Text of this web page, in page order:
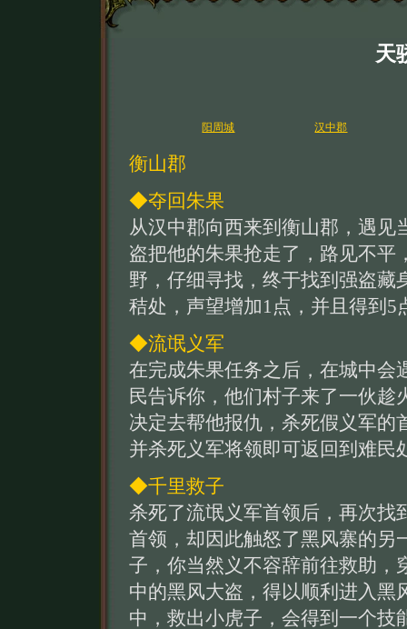
天
阳周城 汉中郡
衡山郡
◆夺回朱果
从汉中郡向西来到衡山郡，遇
盗把他的朱果抢走了，路见不平
野，仔细寻找，终于找到强盗藏
秸处，声望增加1点，并且得到5
◆流氓义军
在完成朱果任务之后，在城中会
民告诉你，他们村子来了一伙
决定去帮他报仇，杀死假义军的
并杀死义军将领即可返回到难民
◆千里救子
杀死了流氓义军首领后，再次找
首领，却因此触怒了黑风寨的另
子，你当然义不容辞前往救助，
中的黑风大盗，得以顺利进入黑
中，救出小虎子，会得到一个技